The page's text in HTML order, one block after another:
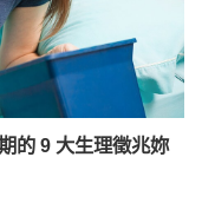
的 9 大生理徵兆妳